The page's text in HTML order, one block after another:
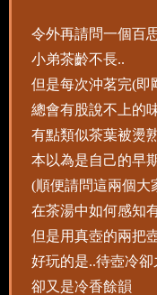
令外再請問一個百
小弟茶齡不長..
但是每次沖茗完(即
總會有股說不上的
有點類似茶葉被燙
本以為是自己的早
(順便請問這兩個大
在茶湯中如何感知
但是用真壺的兩把
好玩的是..待壺冷卻
卻又是冷香餘韻